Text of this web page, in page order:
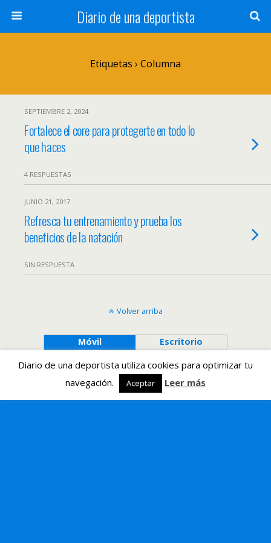
Diario de una deportista
Etiquetas › Columna
SEPTIEMBRE 2, 2024
Fortalece el core para protegerte en todo lo
que haces
4 RESPUESTAS
JUNIO 21, 2017
Refresca tu entrenamiento y prueba los
beneficios de la natación
SIN RESPUESTA
Volver arriba
Móvil Escritorio
Diario de una deportista utiliza cookies para optimizar tu
navegación.
Aceptar Leer más